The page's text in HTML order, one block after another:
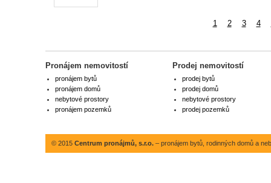
1 2 3 4
Pronájem nemovitostí
pronájem bytů
pronájem domů
nebytové prostory
pronájem pozemků
Prodej nemovitostí
prodej bytů
prodej domů
nebytové prostory
prodej pozemků
© 2015 Centrum pronájmů, s.r.o.– pronájem bytů, rodinných domů a